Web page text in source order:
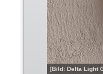
[Bild: Delta Light